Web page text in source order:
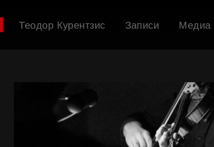
Теодор Курентзис Записи
Медиа